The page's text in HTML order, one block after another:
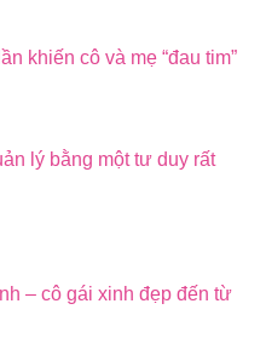
khiến cô và mẹ “đau tim”
lý bằng một tư duy rất
– cô gái xinh đẹp đến từ